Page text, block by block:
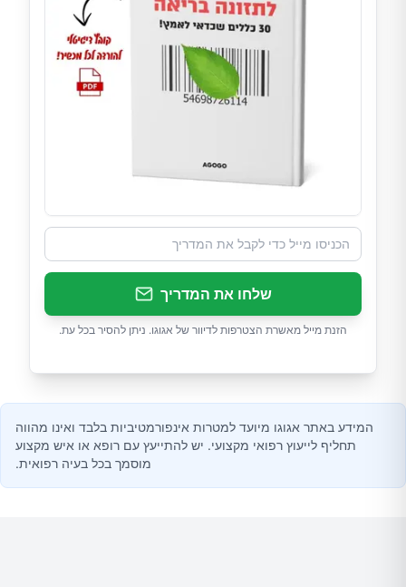
שלחו את המדריך
הזנת מייל מאשרת הצטרפות לדיוור של אגוגו. ניתן להסיר בכל עת.
המידע באתר אגוגו מיועד למטרות אינפורמטיביות בלבד ואינו מהווה
תחליף לייעוץ רפואי מקצועי. יש להתייעץ עם רופא או איש מקצוע
מוסמך בכל בעיה רפואית.